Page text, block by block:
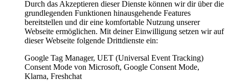
Durch das Akzeptieren dieser Dienste können wir dir über die
grundlegenden Funktionen hinausgehende Features
bereitstellen und dir eine komfortable Nutzung unserer
Webseite ermöglichen. Mit deiner Einwilligung setzen wir auf
dieser Webseite folgende Drittdienste ein:
Google Tag Manager, UET (Universal Event Tracking)
Consent Mode von Microsoft, Google Consent Mode,
Klarna, Freshchat